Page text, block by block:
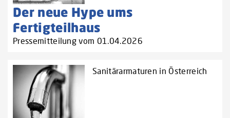
Der neue Hype ums
Fertigteilhaus
Pressemitteilung vom 01.04.2026
Sanitärarmaturen in Österreich